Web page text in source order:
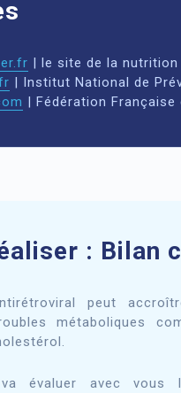
| le site de la
| Institut National de
| Fédération Française
: Bilan
peut
métaboliques
évaluer avec vous